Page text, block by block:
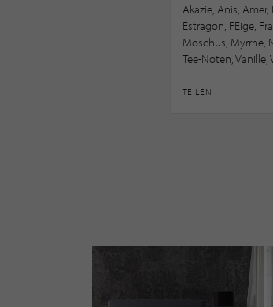
Akazie, Anis,
Estragon, FEige,
Moschus, Myrrhe,
Tee-Noten,
TEILEN